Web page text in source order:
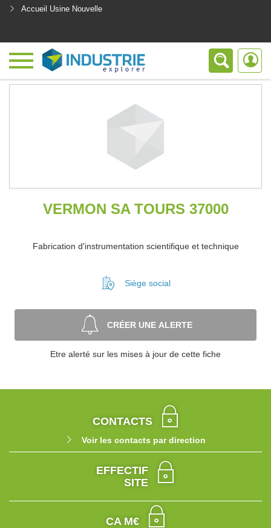
Accueil Usine Nouvelle
VERMON SA TOURS 37000
Fabrication d'instrumentation scientifique et technique
Siège social
CRÉER UNE ALERTE
Etre alerté sur les mises à jour de cette fiche
CONTACTS
Voir les contacts par direction
EFFECTIF
SITE
CA M€